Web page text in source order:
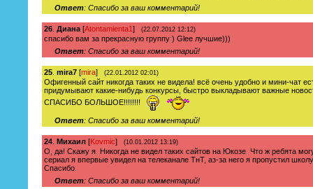
Ответ: Спасибо за ваш комментарий!
26 Диана [Atontamienta1] (22.07.2012 12:12)
спасибо вам за прекрасную группу:) Glee лучшие)))
Ответ: Спасибо за ваш комментарий!
25 mira7 [mira] (22.01.2012 02:01)
Офигенный сайт никогда таких не видела! всё очень удобно и мини-чат
придумывают какие-нибудь конкурсы, быстро выкладывают важные
СПАСИБО БОЛЬШОЕ!!!!!!!!
Ответ: Спасибо за ваш комментарий!
24 Михаил [Kovmic] (10.01.2012 13:19)
О, да! Скажу я. Никогда не видел таких сайтов на Юкозе. Что ж ребята
сериал я впервые увидел на телеканале ТнТ, аз-за него я пропустил
Спасибо.
Ответ: Спасибо за ваш комментарий!